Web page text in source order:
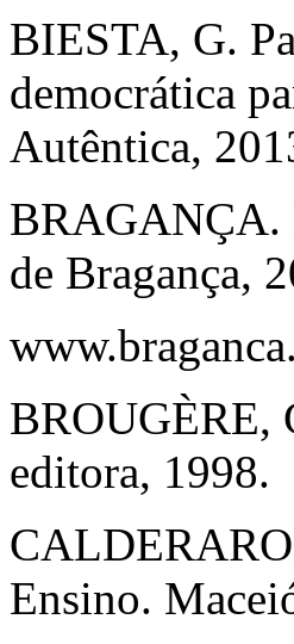
BIESTA, G.
democrática
Autêntica,
BRAGANÇA.
de Bragança,
BROUGÈRE,
editora, 1998.
Ensino.